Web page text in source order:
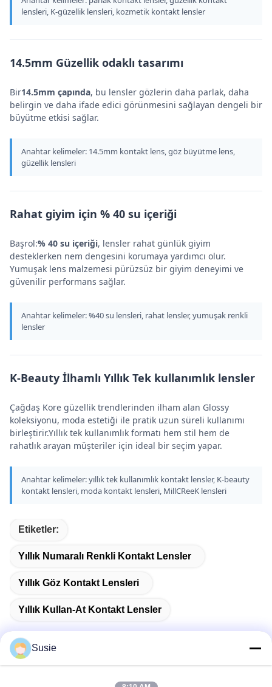
lensleri, K-güzellik lensleri, kozmetik kontakt lensler
14.5mm Güzellik odaklı tasarımı
Bir14.5mm çapında, bu lensler gözlerin daha parlak, daha
belirgin ve daha ifade edici görünmesini sağlayan dengeli bir
büyütme etkisi sağlar.
Anahtar kelimeler: 14.5mm kontakt lens, göz büyütme lens,
güzellik lensleri
Rahat giyim için % 40 su içeriği
Başrol:% 40 su içeriği, lensler rahat günlük giyim
desteklerken nem dengesini korumaya yardımcı olur.
Yumuşak lens malzemesi pürüzsüz bir giyim deneyimi ve
güvenilir performans sağlar.
Anahtar kelimeler: %40 su lensleri, rahat lensler, yumuşak renkli
lensler
K-Beauty İlhamlı Yıllık Tek kullanımlık lensler
Çağdaş Kore güzellik trendlerinden ilham alan Glossy
koleksiyonu, moda estetiği ile pratik uzun süreli kullanımı
birleştirir.Yıllık tek kullanımlık formatı hem stil hem de
rahatlık arayan müşteriler için ideal bir seçim yapar.
Anahtar kelimeler: yıllık tek kullanımlık kontakt lensler, K-beauty
kontakt lensleri, moda kontakt lensleri, MillCReeK lensleri
Etiketler:
Yıllık Numaralı Renkli Kontakt Lensler
Yıllık Göz Kontakt Lensleri
Yıllık Kullan-At Kontakt Lensler
Susie